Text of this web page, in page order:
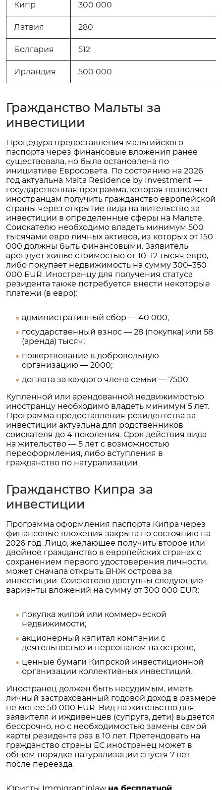
Кипр 300 000
Латвия 280
Болгария 512
Ирландия 500 000
Гражданство Мальты за
инвестиции
Процедура предоставления мальтийского
паспорта через финансовые вложения ранее
существовала, но была остановлена по
инициативе Евросовета. По состоянию на 2026
год актуальна Malta Residence by Investment —
государственная программа, которая позволяет
иностранцам получить гражданство европейской
страны через открытие вида на жительство за
инвестиции в определенные сферы на Мальте.
Соискателю необходимо владеть минимум 500
тысячами евро личных активов, из которых от 150
000 должны быть финансовыми. Заявитель
арендует жилье стоимостью от 10–12 тысяч евро,
либо покупает недвижимость на сумму 300–350
000 EUR. Иностранцу для получения статуса
резидента также потребуется внести некоторые
платежи (в евро):
административный сбор — 40 000;
государственный взнос — 28 (покупка) или 58
(аренда) тысяч;
пожертвование в добровольную
организацию — 2000;
доплата за каждого члена семьи — 7500.
Купленной или арендованной недвижимостью
иностранцу необходимо владеть минимум 5 лет.
Программа предоставления резидентства за
инвестиции актуальна для родственников
соискателя до 4 поколения. Срок действия вида
на жительство — 5 лет с возможностью
переоформления, либо вступления в
гражданство по натурализации.
Гражданство Кипра за
инвестиции
Программа оформления паспорта Кипра через
финансовые вложения закрыта по состоянию на
2026 год. Лицо, желающее получить второе или
двойное гражданство в европейских странах с
сохранением первого удостоверения личности,
может сначала открыть ВНЖ острова за
инвестиции. Соискателю доступны следующие
варианты вложений на сумму от 300 000 EUR:
покупка жилой или коммерческой
недвижимости;
акционерный капитал компании с
деятельностью и персоналом на острове;
ценные бумаги Кипрской инвестиционной
организации коллективных инвестиций.
Иностранец должен быть несудимым, иметь
личный застрахованный годовой доход в размере
не менее 50 000 EUR. Вид на жительство для
заявителя и иждивенцев (супруга, дети) выдается
бессрочно, но с необходимостью замены самой
карты резидента раз в 10 лет. Претендовать на
гражданство страны ЕС иностранец может в
общем порядке натурализации спустя 7 лет
после переезда.